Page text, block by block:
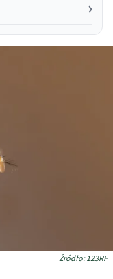
Źródło: 123RF